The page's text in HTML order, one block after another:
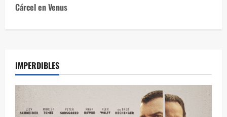
Cárcel en Venus
IMPERDIBLES